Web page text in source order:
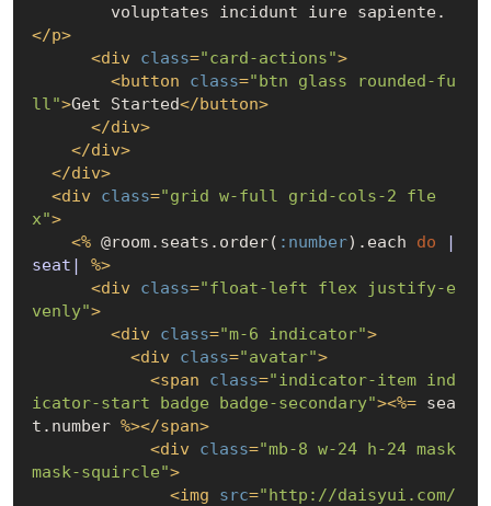
        voluptates incidunt iure sapiente.
</p>
<div class="card-actions">
<button class="btn glass rounded-fu
ll">Get Started</button>
</div>
</div>
</div>
<div class="grid w-full grid-cols-2 fle
x">
<% @room.seats.order( :number).each do
|
seat|
%>
<div class="float-left flex justify-e
venly">
<div class="m-6 indicator">
<div class="avatar">
<span class="indicator-item ind
icator-start badge badge-secondary"><%= sea
t.number %></span>
<div class="mb-8 w-24 h-24 mask
mask-squircle">
<img src="http://daisyui.com/